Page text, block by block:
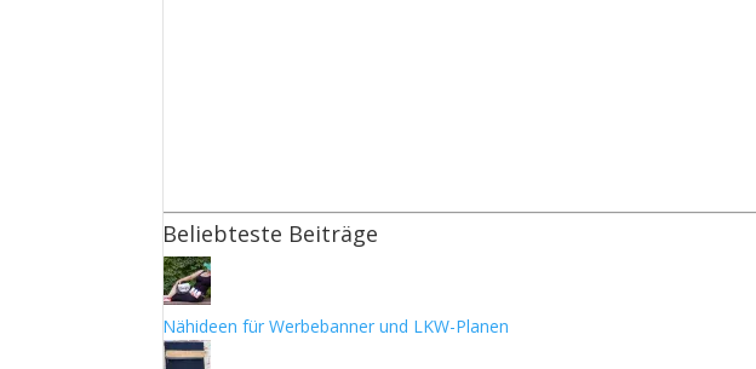
Beliebteste Beiträge
Nähideen für Werbebanner und LKW-Planen